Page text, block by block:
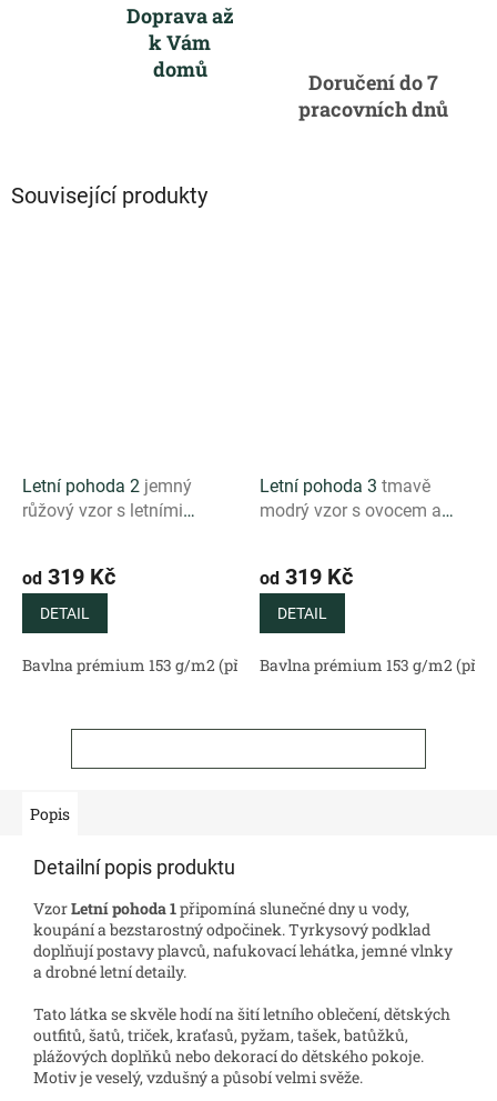
Doprava až
k Vám
domů
Doručení do 7
pracovních dnů
Související produkty
Letní pohoda 2 jemný
růžový vzor s letními
od 319 Kč
DETAIL
Bavlna prémium 153 g/m2 (přírodní) Bavlněný satén 130 g/
Letní pohoda 3 tmavě
modrý vzor s ovocem a
od 319 Kč
DETAIL
Bavlna prémium 153 g/m2
Popis
Detailní popis produktu
VzorLetní pohoda 1připomíná slunečné dny u vody,
koupání a bezstarostný odpočinek. Tyrkysový podklad
doplňují postavy plavců, nafukovací lehátka, jemné vlnky
a drobné letní detaily.
Tato látka se skvěle hodí na šití letního oblečení, dětských
outfitů, šatů, triček, kraťasů, pyžam, tašek, batůžků,
plážových doplňků nebo dekorací do dětského pokoje.
Motiv je veselý, vzdušný a působí velmi svěže.